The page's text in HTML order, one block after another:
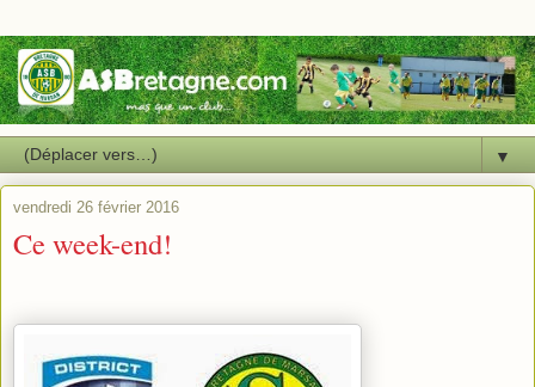
▼
vendredi 26 février 2016
Ce week-end!